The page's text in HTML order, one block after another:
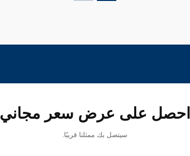
احصل على عرض سعر مجاني
سيتصل بك ممثلنا قريبًا.